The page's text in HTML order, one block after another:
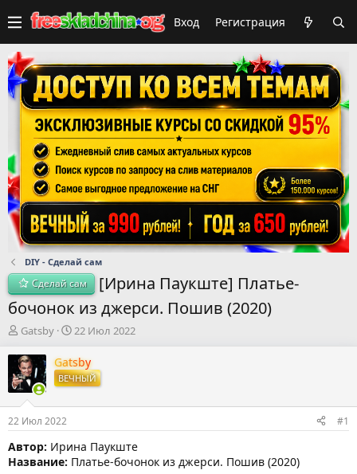
Вход Регистрация
DIY - Сделай сам
Сделай сам
[Ирина Паукште] Платье-
бочонок из джерси. Пошив (2020)
А
т
о
р
т
е
м
ы
Gatsby
Д
т
а
н
а
л
а
22 Июл 2022
Gatsby
ВЕЧНЫЙ
22 Июл 2022 #1
Автор: Ирина Паукште
Название: Платье-бочонок из джерси. Пошив (2020)